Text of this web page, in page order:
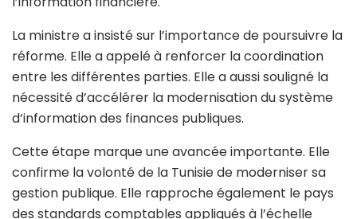
publiques.
L’objectif est clair. Il s’agit de rendre les comptes
publics plus précis et plus transparents. Ces normes
vont aider à mieux présenter la situation financière
de l’État. Elles vont aussi faciliter la prise de décision.
Elles répondent aux besoins des utilisateurs de
l’information financière.
La ministre a insisté sur l’importance de poursuivre la
réforme. Elle a appelé à renforcer la coordination